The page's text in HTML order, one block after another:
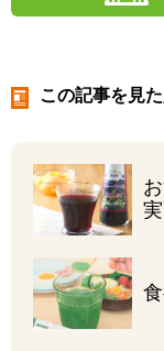
この記事を見